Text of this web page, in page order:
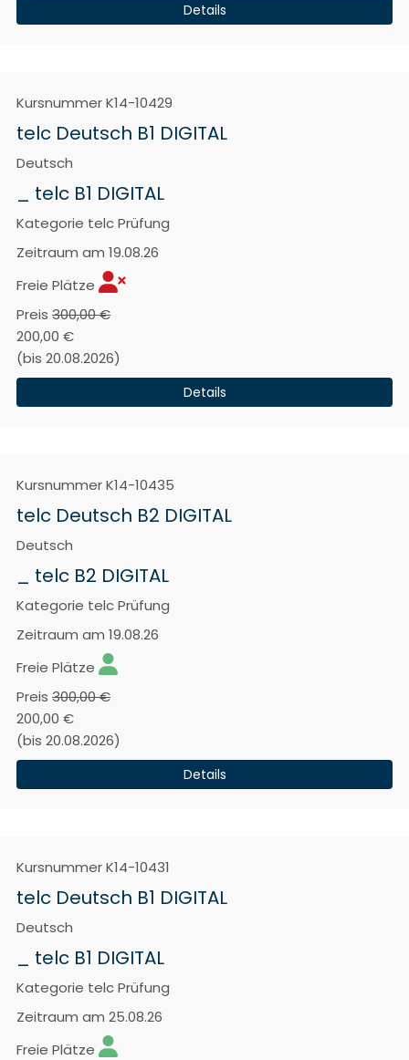
Details
KursnummerK14-10429
telc Deutsch B1 DIGITAL
Deutsch
_ telc B1 DIGITAL
Kategorie telc Prüfung
Zeitraum am 19.08.26
Freie Plätze
Preis 300,00 €
200,00 €
(bis 20.08.2026)
Details
KursnummerK14-10435
telc Deutsch B2 DIGITAL
Deutsch
_ telc B2 DIGITAL
Kategorie telc Prüfung
Zeitraum am 19.08.26
Freie Plätze
Preis 300,00 €
200,00 €
(bis 20.08.2026)
Details
KursnummerK14-10431
telc Deutsch B1 DIGITAL
Deutsch
_ telc B1 DIGITAL
Kategorie telc Prüfung
Zeitraum am 25.08.26
Freie Plätze